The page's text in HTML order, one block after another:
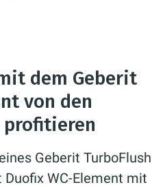
dem Geberit
von den
Geberit TurboFlush
Duofix WC-Element mit